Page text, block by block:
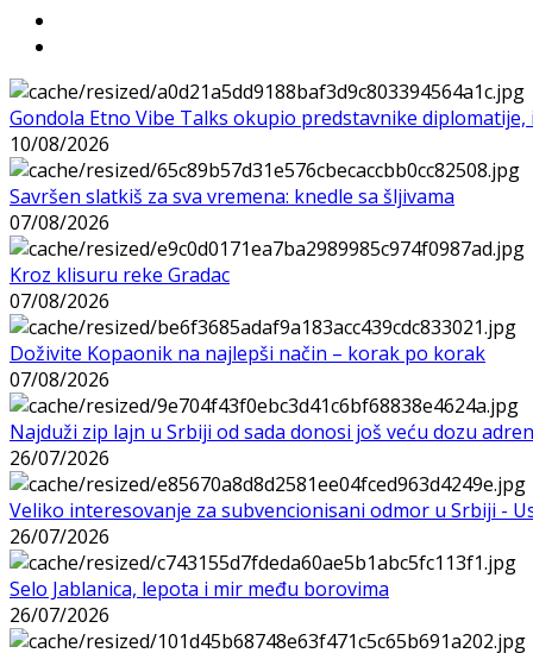
Gondola Etno Vibe Talks okupio predstavnike
10/08/2026
Savršen slatkiš za sva vremena: knedle sa šljivama
07/08/2026
Kroz klisuru reke Gradac
07/08/2026
Doživite Kopaonik na najlepši način – korak po korak
07/08/2026
Najduži zip lajn u Srbiji od sada donosi još veću dozu
26/07/2026
Veliko interesovanje za subvencionisani odmor u Srbiji -
26/07/2026
Selo Jablanica, lepota i mir među borovima
26/07/2026